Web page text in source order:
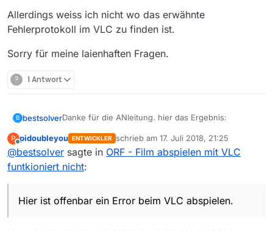
Allerdings weiss ich nicht wo das erwähnte
Fehlerprotokoll im VLC zu finden ist.
Sorry für meine laienhaften Fragen.
? 1 Antwort
B bestsolver Danke für die ANleitung. hier das Ergebnis:
a) Meldungen in MV:
Hier ist offenbar ein Error beim VLC abspielen.
grünen Abspieltaste mit derselben VLC Version
P
Offline
pidoubleyou ENTWICKLER schrieb am 17. Juli 2018, 21:25
zuletzt editiert von
@bestsolver sagte in ORF - Film abspielen mit VLC
funtkioniert nicht:
Hier ist offenbar ein Error beim VLC abspielen.